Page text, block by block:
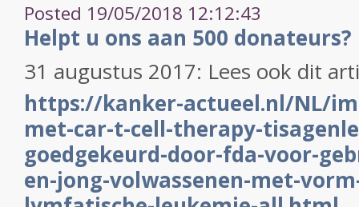
Posted 19/05/2018 12:12:43
Helpt u ons aan 500 donateurs?
31 augustus 2017: Lees ook dit
https://kanker-actueel.nl/NL/
met-car-t-cell-therapy-
goedgekeurd-door-fda-voor-
en-jong-volwassenen-met-